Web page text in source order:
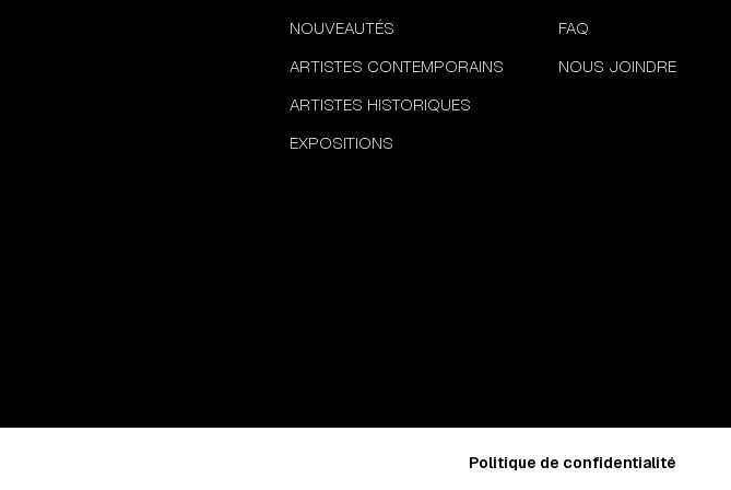
NOUVEAUTÉS
ARTISTES CONTEMPORAINS
ARTISTES HISTORIQUES
EXPOSITIONS
FAQ
NOUS JOINDRE
Politique de confidentialité